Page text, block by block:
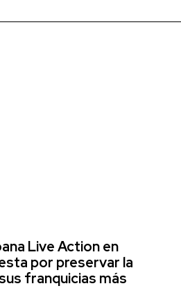
Live Action en
por preservar la
franquicias más